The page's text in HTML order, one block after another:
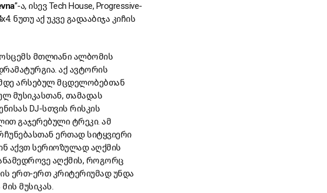
”-ა, ისევ Tech House, Progressive-
ნუთუ აქ უკვე გადააბიჯა კიჩის
მთლიანი ალბომის
აქ ავტორის
არსებულ მცდელობებთან
მუსიკასთან, თამადას
DJ-სთვის რისკის
გაჯერებული ტრეკი. ამ
ერთად სიტყვიერი
აქვთ სერიოზულად აღქმის
აღქმის, როგორც
ერთ-ერთ კრიტერიუმად უნდა
მუსიკას.